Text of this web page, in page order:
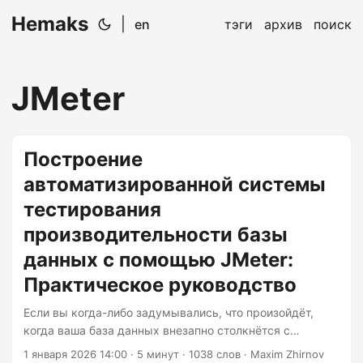
Hemaks en тэги архив поиск
JMeter
Построение
автоматизированной системы
тестирования
производительности базы
данных с помощью JMeter:
Практическое руководство
Если вы когда-либо задумывались, что произойдёт,
когда ваша база данных внезапно столкнётся с
наплывом пользователей, похожим на флэшмоб, то вы
1 января 2026 14:00 · 5 минут · 1038 слов · Maxim Zhirnov